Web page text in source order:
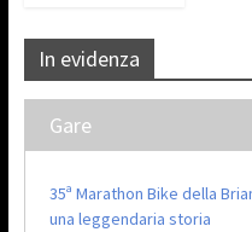
In evidenza
Gare
35ª Marathon Bike della
una leggendaria storia